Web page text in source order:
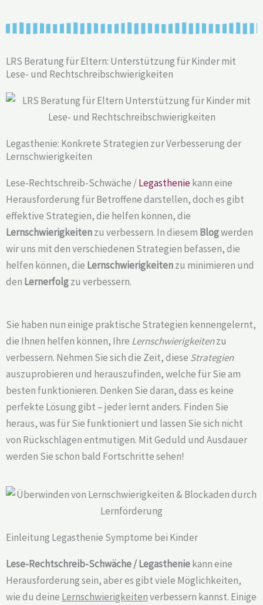
LRS Beratung für Eltern: Unterstützung für Kinder mit
Lese- und Rechtschreibschwierigkeiten
Legasthenie: Konkrete Strategien zur Verbesserung der
Lernschwierigkeiten
Lese-Rechtschreib-Schwäche /Legastheniekann eine
Herausforderung für Betroffene darstellen, doch es gibt
effektive Strategien, die helfen können, die
Lernschwierigkeitenzu verbessern. In diesem Blogwerden
wir uns mit den verschiedenen Strategien befassen, die
helfen können, die Lernschwierigkeitenzu minimieren und
den Lernerfolgzu verbessern.
Sie haben nun einige praktische Strategien kennengelernt,
die Ihnen helfen können, Ihre Lernschwierigkeitenzu
verbessern. Nehmen Sie sich die Zeit, diese Strategien
auszuprobieren und herauszufinden, welche für Sie am
besten funktionieren. Denken Sie daran, dass es keine
perfekte Lösung gibt – jeder lernt anders. Finden Sie
heraus, was für Sie funktioniert und lassen Sie sich nicht
von Rückschlägen entmutigen. Mit Geduld und Ausdauer
werden Sie schon bald Fortschritte sehen!
Einleitung Legasthenie Symptome bei Kinder
Lese-Rechtschreib-Schwäche / Legastheniekann eine
Herausforderung sein, aber es gibt viele Möglichkeiten,
wie du deine Lernschwierigkeitenverbessern kannst. Einige